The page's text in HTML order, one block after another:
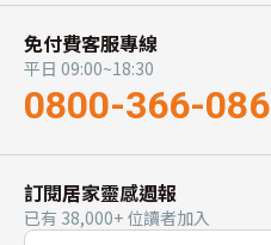
免付費客服專線
平日 09:00~18:30
0800-366-086
訂閱居家靈感週報
已有 38,000+ 位讀者加入